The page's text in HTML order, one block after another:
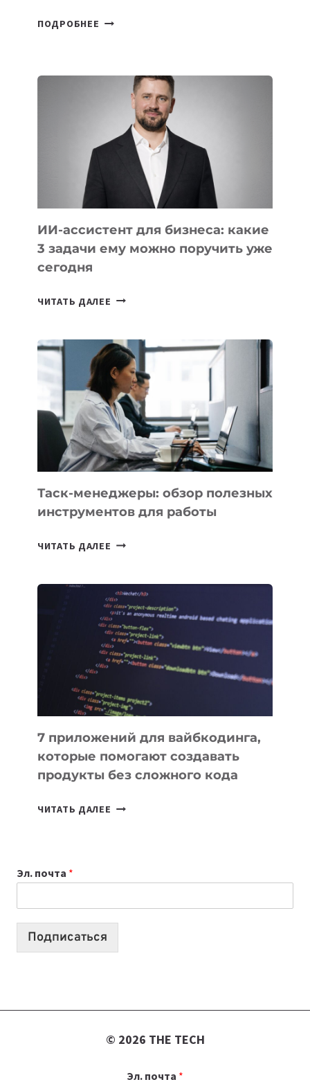
ПОДРОБНЕЕ
КОТОРЫЕ
РАЗВИВАЮТ
ТЕХНОЛОГИЧЕСКОЕ
ОБРАЗОВАНИЕ
ТАДЖИКИСТАНА
ИИ-ассистент для бизнеса: какие
3 задачи ему можно поручить уже
сегодня
ЧИТАТЬ ДАЛЕЕ ИИ-
БИЗНЕСА:
КАКИЕ
3
ЗАДАЧИ
ЕМУ
МОЖНО
ПОРУЧИТЬ
УЖЕ
СЕГОДНЯ
Таск-менеджеры: обзор полезных
инструментов для работы
ЧИТАТЬ ДАЛЕЕ ТАСК-
ПОЛЕЗНЫХ
ИНСТРУМЕНТОВ
ДЛЯ
РАБОТЫ
7 приложений для вайбкодинга,
которые помогают создавать
продукты без сложного кода
ЧИТАТЬ ДАЛЕЕ
СОЗДАВАТЬ
ПРОДУКТЫ
Эл. почта *
Подписаться
© 2026 THE TECH
Эл. почта *